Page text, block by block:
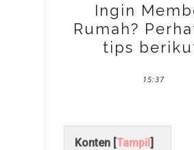
Ingin
Rumah?
tips
15:37
Konten [Tampil]